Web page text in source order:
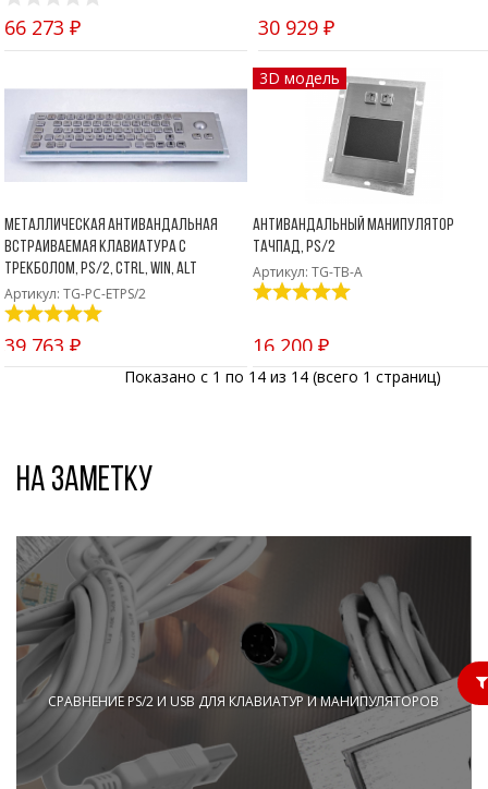
66 273 ₽ 30 929 ₽
Металлическая антивандальная
встраиваемая клавиатура с
трекболом, PS/2, Ctrl, Win, Alt
Артикул: TG-PC-ETPS/2
39 763 ₽
3D модель
Антивандальный манипулятор
тачпад, PS/2
Артикул: TG-TB-A
16 200 ₽
Показано с 1 по 14 из 14 (всего 1 страниц)
На заметку
СРАВНЕНИЕ PS/2 И USB ДЛЯ КЛАВИАТУР И МАНИПУЛЯТОРОВ